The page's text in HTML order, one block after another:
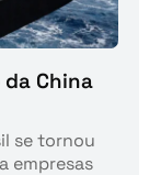
China
se tornou
empresas